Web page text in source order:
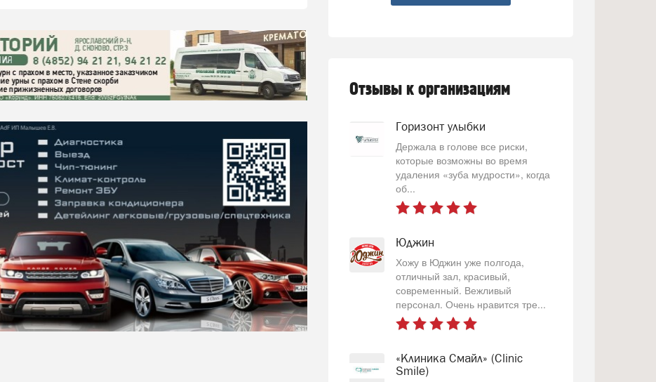
Отзывы к организациям
Горизонт улыбки
Держала в голове все риски,
которые возможны во время
удаления «зуба мудрости», когда
об...
Юджин
Хожу в Юджин уже полгода,
отличный зал, красивый,
современный. Вежливый
персонал. Очень нравится тре...
«Клиника Смайл» (Clinic
Smile)